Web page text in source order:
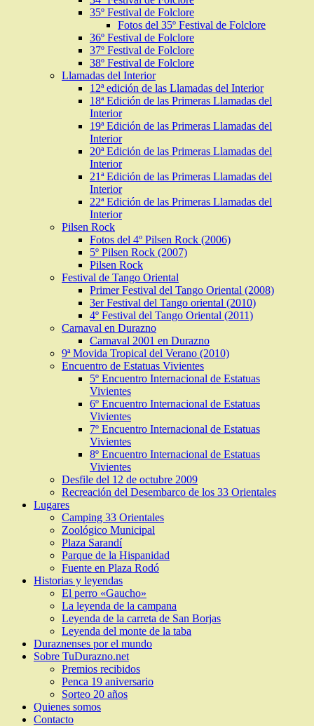
35º Festival de Folclore
Fotos del 35º Festival de Folclore
36º Festival de Folclore
37º Festival de Folclore
38º Festival de Folclore
Llamadas del Interior
12ª edición de las Llamadas del Interior
18ª Edición de las Primeras Llamadas del
Interior
19ª Edición de las Primeras Llamadas del
Interior
20ª Edición de las Primeras Llamadas del
Interior
21ª Edición de las Primeras Llamadas del
Interior
22ª Edición de las Primeras Llamadas del
Interior
Pilsen Rock
Fotos del 4º Pilsen Rock (2006)
5º Pilsen Rock (2007)
Pilsen Rock
Festival de Tango Oriental
Primer Festival del Tango Oriental (2008)
3er Festival del Tango oriental (2010)
4º Festival del Tango Oriental (2011)
Carnaval en Durazno
Carnaval 2001 en Durazno
9ª Movida Tropical del Verano (2010)
Encuentro de Estatuas Vivientes
5º Encuentro Internacional de Estatuas
Vivientes
6º Encuentro Internacional de Estatuas
Vivientes
7º Encuentro Internacional de Estatuas
Vivientes
8º Encuentro Internacional de Estatuas
Vivientes
Desfile del 12 de octubre 2009
Recreación del Desembarco de los 33 Orientales
Lugares
Camping 33 Orientales
Zoológico Municipal
Plaza Sarandí
Parque de la Hispanidad
Fuente en Plaza Rodó
Historias y leyendas
El perro «Gaucho»
La leyenda de la campana
Leyenda de la carreta de San Borjas
Leyenda del monte de la taba
Duraznenses por el mundo
Sobre TuDurazno.net
Premios recibidos
Penca 19 aniversario
Sorteo 20 años
Quienes somos
Contacto